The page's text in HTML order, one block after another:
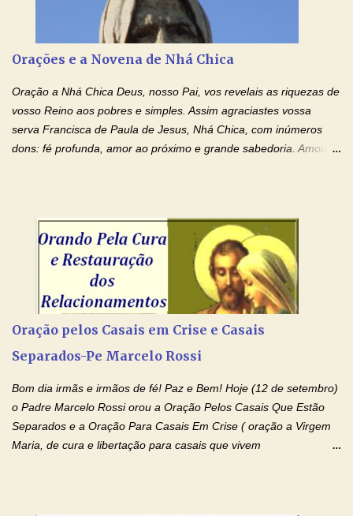
Tuas Mãos, que suportaram a mais profunda dor ao serem
pregadas na Cruz, reergam-me e curem-me agora. Jesus, não
amo. Nós precisamos desesperadamente de cura física e
espiritual, através do toque consolador de tuas Mãos
ensanguentadas e infinitamente poderosas. Eu reconheço,
apesar de toda a minha limitação e da infinidade dos meus ...
Orações e a Novena de Nhá Chica
Oração a Nhá Chica Deus, nosso Pai, vos revelais as riquezas de
vosso Reino aos pobres e simples. Assim agraciastes vossa
serva Francisca de Paula de Jesus, Nhá Chica, com inúmeros
dons: fé profunda, amor ao próximo e grande sabedoria. Amou a
Senhor Jesus Cristo, vosso Filho, na unidade do Espírito Santo.
Amém. Novena a Nhá Chica (Oração para obter os favores
celestiais através da intercessão da Serva de Deus Nhá Chica)
(Rezar durante nove dias seguidos ou intercalados) Nhá Chica,
recorro a vós como intercessora entre a Bondade Divina e as
entregueis nas mãos do Santíssimo o meu pedido urgente (Fazer
o pedido). Acolhei, Nhá Chica, no vosso coração bondoso as
Oração pelos Casais em Crise e Casais
Separados-Pe Marcelo Rossi
Bom dia irmãs e irmãos de fé! Paz e Bem! Hoje (12 de setembro)
o Padre Marcelo Rossi orou a Oração Pelos Casais Que Estão
Separados e a Oração Para Casais Em Crise ( oração a Virgem
Maria, de cura e libertação para casais que vivem